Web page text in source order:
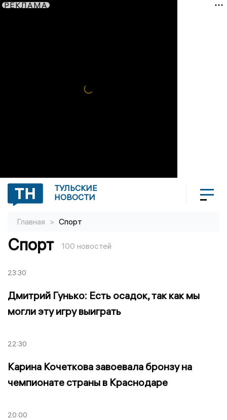
РЕКЛАМА
ТУЛЬСКИЕ
НОВОСТИ
Главная > Спорт
Спорт 100 новостей
23:30
Дмитрий Гунько: Есть осадок, так как мы
могли эту игру выиграть
22:30
Карина Кочеткова завоевала бронзу на
чемпионате страны в Краснодаре
20:00